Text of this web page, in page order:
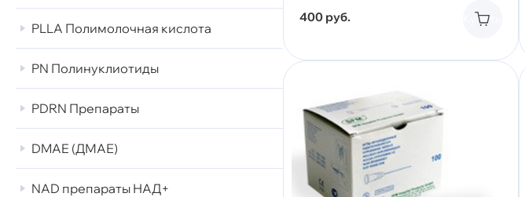
PLLA Полимолочная кислота
PN Полинуклиотиды
PDRN Препараты
DMAE (ДМАЕ)
NAD препараты НАД+
400 руб. Купить